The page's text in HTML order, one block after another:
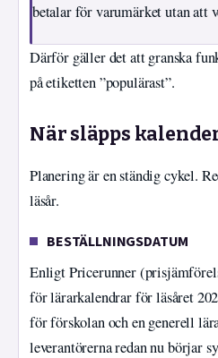
betalar för varumärket utan att
Därför gäller det att granska
på etiketten ”populärast”.
När släpps
Planering är en ständig cykel.
läsår.
BESTÄLLNINGSDATUM
Enligt Pricerunner
för lärarkalendrar för läsåret
för förskolan och en generell
leverantörerna redan nu börjar